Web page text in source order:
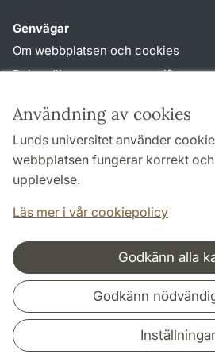
Användning av cookies
Lunds universitet använder
webbplatsen fungerar korrekt
upplevelse.
Läs mer i vår cookiepolicy
Godkänn alla
Godkänn
Inställningar
Genvägar
Om webbplatsen och cookies
Behandling av personuppgifter
TYPO3-login
Följ oss i sociala medier
Samarbeten och